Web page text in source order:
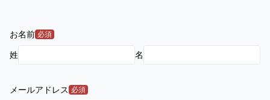
お名前 必須
姓 名
メールアドレス 必須